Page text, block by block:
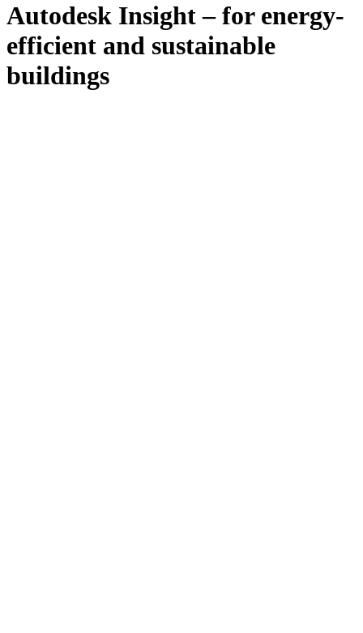
Autodesk Insight – for energy-
efficient and sustainable
buildings